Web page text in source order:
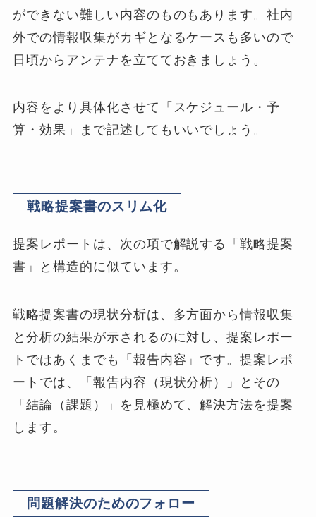
ができない難しい内容のものもあります。社内
外での情報収集がカギとなるケースも多いので
日頃からアンテナを立てておきましょう。
内容をより具体化させて「スケジュール・予
算・効果」まで記述してもいいでしょう。
戦略提案書のスリム化
提案レポートは、次の項で解説する「戦略提案
書」と構造的に似ています。
戦略提案書の現状分析は、多方面から情報収集
と分析の結果が示されるのに対し、提案レポー
トではあくまでも「報告内容」です。提案レポ
ートでは、「報告内容（現状分析）」とその
「結論（課題）」を見極めて、解決方法を提案
します。
問題解決のためのフォロー